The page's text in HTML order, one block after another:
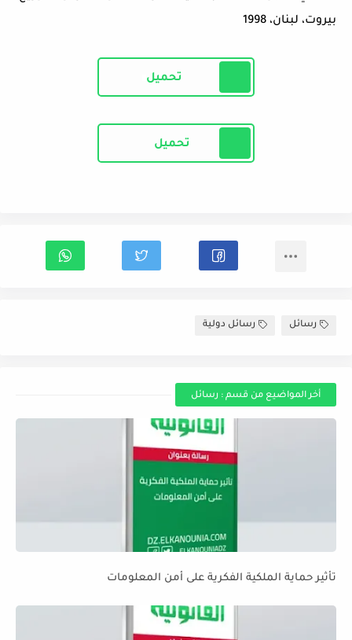
بيروت، لبنان، 1998
تحميل
تحميل
رسائل رسائل دولية
أخر المواضيع من قسم : رسائل
تأثير حماية الملكية الفكرية على أمن المعلومات